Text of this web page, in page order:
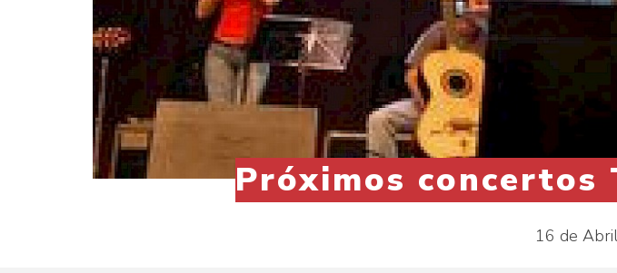
Próximos concertos
16 de